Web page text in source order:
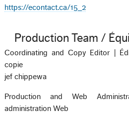
https://econtact.ca/15_2
Production Team /
Coordinating and Copy Editor |
copie
jef chippewa
Production and Web
administration Web